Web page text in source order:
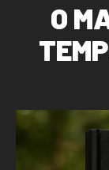
O M
TEMP